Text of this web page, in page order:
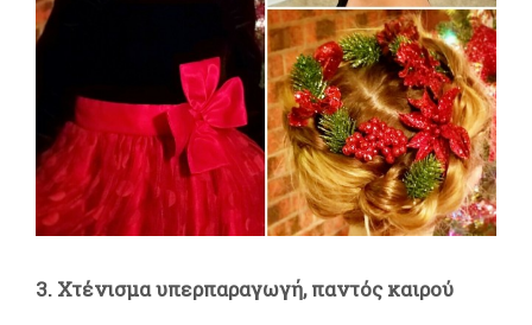
3. Χτένισμα υπερπαραγωγή, παντός καιρού